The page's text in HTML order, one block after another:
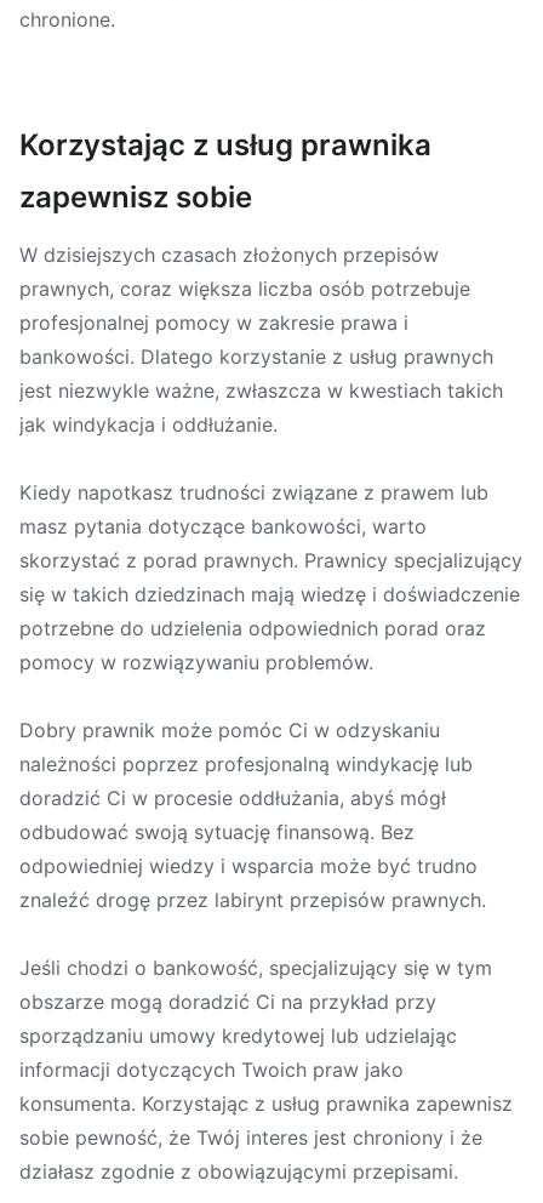
chronione.
Korzystając z usług prawnika
zapewnisz sobie
W dzisiejszych czasach złożonych przepisów
prawnych, coraz większa liczba osób potrzebuje
profesjonalnej pomocy w zakresie prawa i
bankowości. Dlatego korzystanie z usług prawnych
jest niezwykle ważne, zwłaszcza w kwestiach takich
jak windykacja i oddłużanie.
Kiedy napotkasz trudności związane z prawem lub
masz pytania dotyczące bankowości, warto
skorzystać z porad prawnych. Prawnicy specjalizujący
się w takich dziedzinach mają wiedzę i doświadczenie
potrzebne do udzielenia odpowiednich porad oraz
pomocy w rozwiązywaniu problemów.
Dobry prawnik może pomóc Ci w odzyskaniu
należności poprzez profesjonalną windykację lub
doradzić Ci w procesie oddłużania, abyś mógł
odbudować swoją sytuację finansową. Bez
odpowiedniej wiedzy i wsparcia może być trudno
znaleźć drogę przez labirynt przepisów prawnych.
Jeśli chodzi o bankowość, specjalizujący się w tym
obszarze mogą doradzić Ci na przykład przy
sporządzaniu umowy kredytowej lub udzielając
informacji dotyczących Twoich praw jako
konsumenta. Korzystając z usług prawnika zapewnisz
sobie pewność, że Twój interes jest chroniony i że
działasz zgodnie z obowiązującymi przepisami.